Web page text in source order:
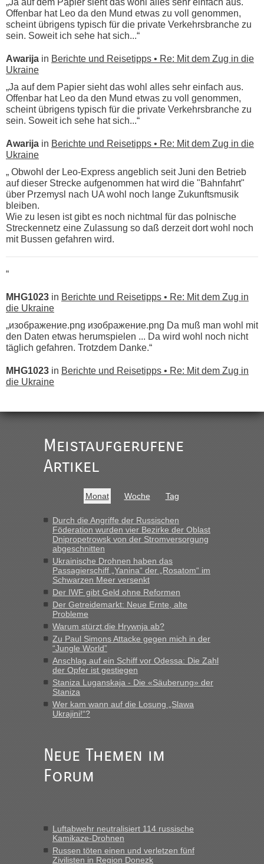
Offenbar hat Leo da den Mund etwas zu voll genommen,
scheint übrigens typisch für die private Verkehrsbranche zu
sein. Soweit ich sehe hat sich...“
Awarija in Berichte und Reisetipps • Re: Mit dem Zug in die
Ukraine
„Ja auf dem Papier sieht das wohl alles sehr einfach aus.
Offenbar hat Leo da den Mund etwas zu voll genommen,
scheint übrigens typisch für die private Verkehrsbranche zu
sein. Soweit ich sehe hat sich...“
Awarija in Berichte und Reisetipps • Re: Mit dem Zug in die
Ukraine
„ Obwohl der Leo-Express angeblich seit Juni den Betrieb
auf dieser Strecke aufgenommen hat wird die "Bahnfahrt"
über Przemysl nach UA wohl noch lange Zukunftsmusik
bleiben.
Wie zu lesen ist gibt es noch nichtmal für das polnische
Streckennetz eine Zulassung so daß derzeit dort wohl noch
mit Bussen gefahren wird.
“
MHG1023 in Berichte und Reisetipps • Re: Mit dem Zug in
die Ukraine
„изображение.png изображение.png Da muß man wohl mit
den Daten etwas herumspielen ... Da wird wohl noch nicht
täglich gefahren. Trotzdem Danke.“
MHG1023 in Berichte und Reisetipps • Re: Mit dem Zug in
die Ukraine
Ist korrekt, aber ich finde man hätte trotzdem im Text gleich
darauf hinweisen können.
War aber nicht "böse" gemeint ...
buchbar - warum auch immer ...
Hab´s versucht - bekomme aber immer angezeigt "auf dieser
Strecke fahren wir nicht"
inBerichte und Reisetipps • Re: Mit dem Zug in
die Ukraine
„Man sollte aber explizit dazu schreiben, daß es ein Zug von
LeoExpress ist - und nur auf deren Webseite kann man die
Fahrkarten kaufen. Zumindest ist es die erste Umsteigefreie
Verbindung von Deutschland...“
Recht, Visa und Dokumente • Re: Deklaration
gebrauchter Kleidung beim Zoll
„Vielen Dank, mit einem Briefchen meiner Frau im Gepäck
gab es keine Probleme“
fast 11 Milliarden aufgedeckt
„Am besten wäre natürlich, wenn die Frau mit dabei ist.
Alleinreisende Männer stehen schließlich immer unter
Milliarden aufgedeckt
„Kein Zoll. Du musst an sich nur sagen dass das privat ist
und du nicht damit handeln willst. So lange das nicht
Meistaufgerufene
Artikel
Monat Woche Tag
Durch die Angriffe der Russischen
Föderation wurden vier Bezirke der Oblast
Dnipropetrowsk von der Stromversorgung
abgeschnitten
Ukrainische Drohnen haben das
Passagierschiff „Yanina“ der „Rosatom“ im
Schwarzen Meer versenkt
Der IWF gibt Geld ohne Reformen
Der Getreidemarkt: Neue Ernte, alte
Probleme
Warum stürzt die Hrywnja ab?
Zu Paul Simons Attacke gegen mich in der
“Jungle World”
Anschlag auf ein Schiff vor Odessa: Die Zahl
der Opfer ist gestiegen
Staniza Luganskaja - Die «Säuberung» der
Staniza
Wer kam wann auf die Losung „Slawa
Ukrajini!“?
Neue Themen im
Forum
Luftabwehr neutralisiert 114 russische
Kamikaze-Drohnen
Russen töten einen und verletzen fünf
Zivilisten in Region Donezk